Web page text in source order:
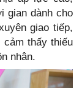
gian dành cho
giao tiếp,
thấy thiếu
nhân.